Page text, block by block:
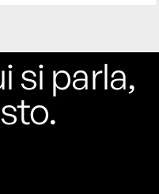
si parla,